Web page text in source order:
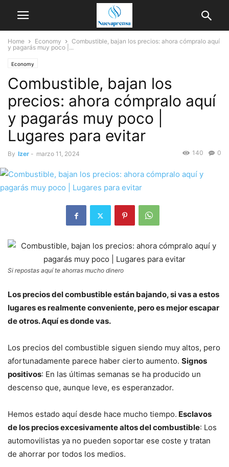
Home Economy
Combustible, bajan los precios: ahora cómpralo aquí
y pagarás muy poco |...
Economy
Combustible, bajan los
precios: ahora cómpralo aquí
y pagarás muy poco |
Lugares para evitar
By Izer - marzo 11, 2024 0
140
Si repostas aquí te ahorras mucho dinero
Los precios del combustible están bajando, si vas a estos
lugares es realmente conveniente, pero es mejor escapar
de otros. Aquí es donde vas.
Los precios del combustible siguen siendo muy altos, pero
afortunadamente parece haber cierto aumento. Signos
positivos: En las últimas semanas se ha producido un
descenso que, aunque leve, es esperanzador.
Hemos estado aquí desde hace mucho tiempo. Esclavos
de los precios excesivamente altos del combustible: Los
automovilistas ya no pueden soportar ese coste y tratan
de ahorrar por todos los medios.